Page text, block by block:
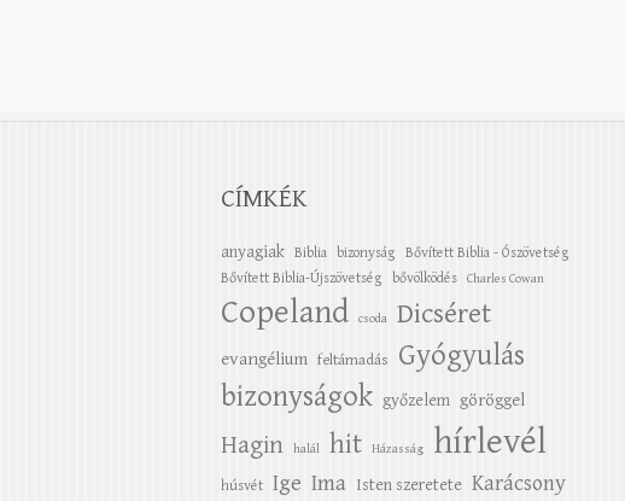
CÍMKÉK
anyagiak Biblia bizonyság
Bővített Biblia - Ószövetség
Bővített Biblia-Újszövetség
bővölködés Charles Cowan
Copeland csoda Dicséret
evangélium feltámadás
Gyógyulás
bizonyságok győzelem göröggel
Hagin halál hit Házasság hírlevél
húsvét Ige Ima Isten szeretete Karácsony